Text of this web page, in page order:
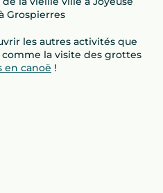
Grospierres
les autres activités que
la visite des grottes
en canoë !